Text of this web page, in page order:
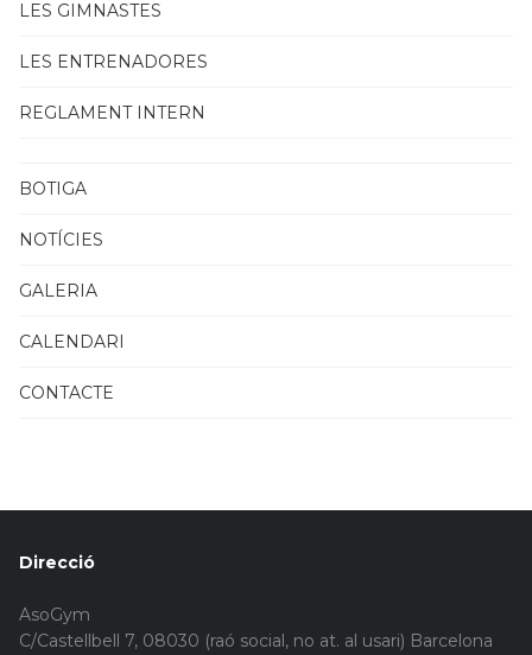
LES GIMNASTES
LES ENTRENADORES
REGLAMENT INTERN
BOTIGA
NOTÍCIES
GALERIA
CALENDARI
CONTACTE
Direcció
AsoGym
C/Castellbell 7, 08030 (raó social, no at. al usari) Barcelona